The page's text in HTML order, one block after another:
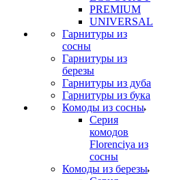
PREMIUM
UNIVERSAL
Гарнитуры из
сосны
Гарнитуры из
березы
Гарнитуры из дуба
Гарнитуры из бука
Комоды из сосны
Серия
комодов
Florenciya из
сосны
Комоды из березы